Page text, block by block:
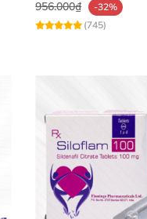
956.000₫
-32%
(745)